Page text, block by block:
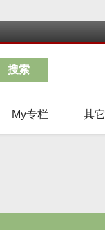
搜索
My专栏 其它